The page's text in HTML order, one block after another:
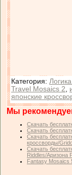
Категория:
Travel Mosaics 2
японские
Мы
Скачать
Скачать
Скачать
кроссворды/
Скачать
Riddles/Аризона
Fantasy Mosaics